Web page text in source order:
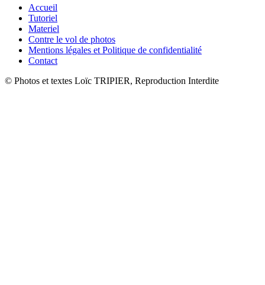
Accueil
Tutoriel
Materiel
Contre le vol de photos
Mentions légales et Politique de confidentialité
Contact
© Photos et textes Loïc TRIPIER, Reproduction Interdite